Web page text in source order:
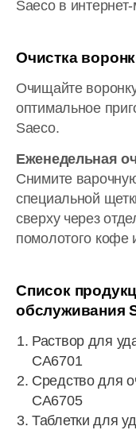
Saeco в
Очистка
Очищайте
оптимальное
Saeco.
Еженедельная
Снимите
специальной
сверху через
помолотого кофе
Список
обслуживания
Раствор для
CA6701
Средство для
CA6705
Таблетки для